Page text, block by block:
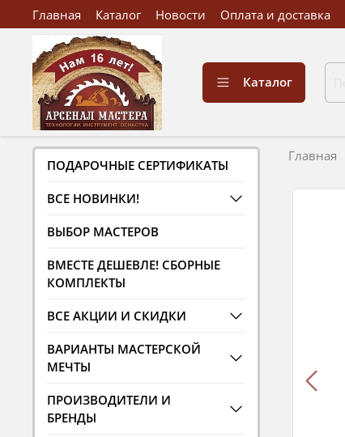
Главная Каталог Новости Оплата и доставка
Каталог
Главная
ПОДАРОЧНЫЕ СЕРТИФИКАТЫ
ВСЕ НОВИНКИ!
ВЫБОР МАСТЕРОВ
ВМЕСТЕ ДЕШЕВЛЕ! СБОРНЫЕ
КОМПЛЕКТЫ
ВСЕ АКЦИИ И СКИДКИ
ВАРИАНТЫ МАСТЕРСКОЙ
МЕЧТЫ
ПРОИЗВОДИТЕЛИ И
БРЕНДЫ